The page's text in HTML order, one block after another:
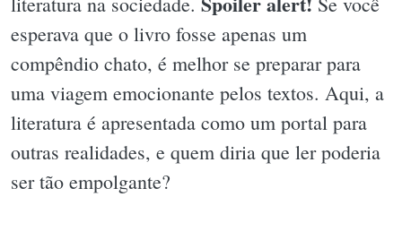
esperava que o livro fosse apenas um
compêndio chato, é melhor se preparar para
uma viagem emocionante pelos textos. Aqui, a
literatura é apresentada como um portal para
outras realidades, e quem diria que ler poderia
ser tão empolgante?